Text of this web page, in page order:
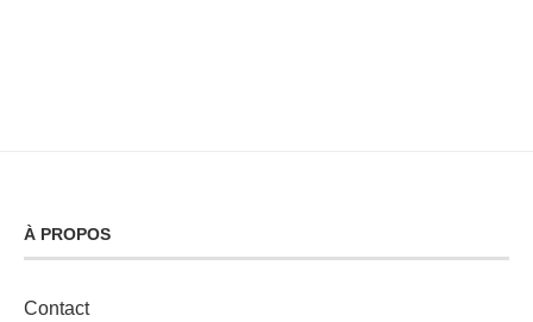
À PROPOS
Contact